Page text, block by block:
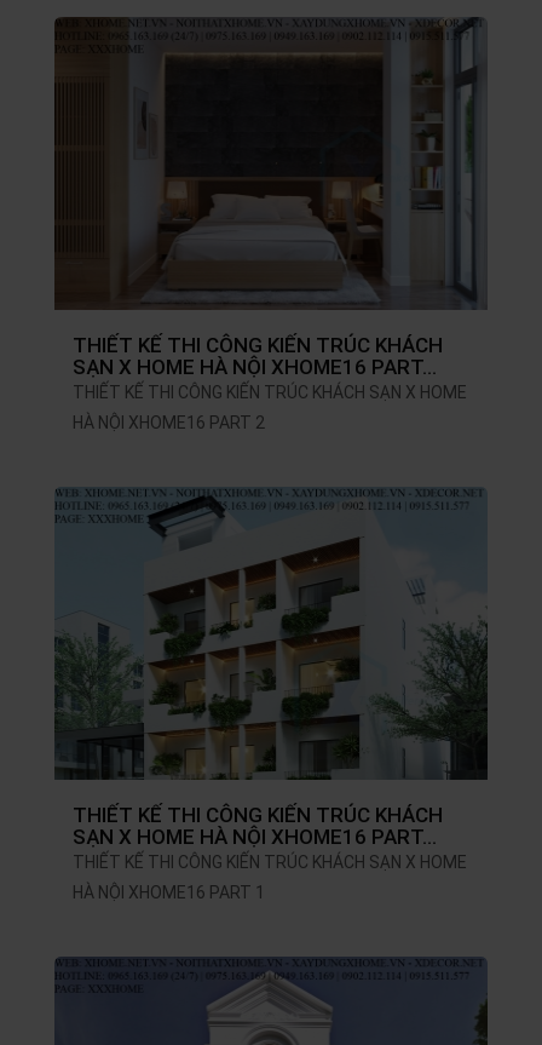
THIẾT KẾ THI CÔNG KIẾN TRÚC KHÁCH
SẠN X HOME HÀ NỘI XHOME16 PART…
THIẾT KẾ THI CÔNG KIẾN TRÚC KHÁCH SẠN X HOME
HÀ NỘI XHOME16 PART 2
THIẾT KẾ THI CÔNG KIẾN TRÚC KHÁCH
SẠN X HOME HÀ NỘI XHOME16 PART…
THIẾT KẾ THI CÔNG KIẾN TRÚC KHÁCH SẠN X HOME
HÀ NỘI XHOME16 PART 1